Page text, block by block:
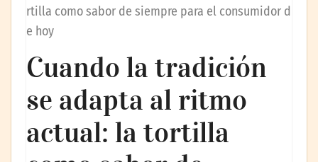
rtilla como sabor de siempre para el consumidor d
e hoy
Cuando la tradición
se adapta al ritmo
actual: la tortilla